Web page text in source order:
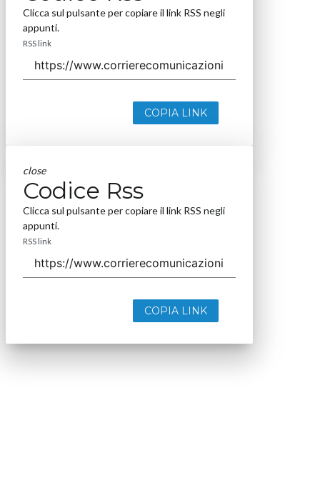
Clicca sul pulsante per copiare il link RSS negli
appunti.
RSS link
COPIA LINK
close
Codice Rss
Clicca sul pulsante per copiare il link RSS negli
appunti.
RSS link
COPIA LINK